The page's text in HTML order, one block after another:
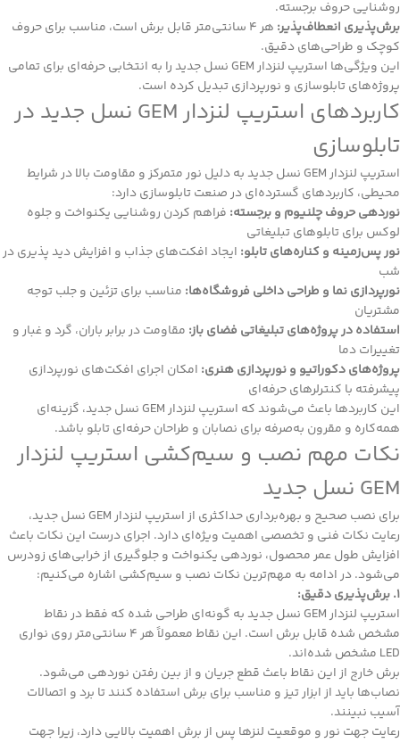
روشنایی حروف برجسته.
برش‌پذیری انعطاف‌پذیر:
هر 4 سانتی‌متر قابل برش است، مناسب برای حروف
کوچک و طراحی‌های دقیق.
این ویژگی‌ها استریپ لنزدار GEM نسل جدید را به انتخابی حرفه‌ای برای تمامی
پروژه‌های تابلوسازی و نورپردازی تبدیل کرده است.
کاربردهای استریپ لنزدار GEM نسل جدید در
تابلوسازی
استریپ لنزدار GEM نسل جدید به دلیل نور متمرکز و مقاومت بالا در شرایط
محیطی، کاربردهای گسترده‌ای در صنعت تابلوسازی دارد:
نوردهی حروف چلنیوم و برجسته: فراهم کردن روشنایی یکنواخت و جلوه
لوکس برای تابلوهای تبلیغاتی
نور پس‌زمینه و کناره‌های تابلو: ایجاد افکت‌های جذاب و افزایش دید پذیری در
شب
نورپردازی نما و طراحی داخلی فروشگاه‌ها: مناسب برای تزئین و جلب توجه
مشتریان
استفاده در پروژه‌های تبلیغاتی فضای باز: مقاومت در برابر باران، گرد و غبار و
تغییرات دما
پروژه‌های دکوراتیو و نورپردازی هنری: امکان اجرای افکت‌های نورپردازی
پیشرفته با کنترلرهای حرفه‌ای
این کاربردها باعث می‌شوند که استریپ لنزدار GEM نسل جدید، گزینه‌ای
همه‌کاره و مقرون به‌صرفه برای نصابان و طراحان حرفه‌ای تابلو باشد.
نکات مهم نصب و سیم‌کشی استریپ لنزدار
GEM نسل جدید
برای نصب صحیح و بهره‌برداری حداکثری از استریپ لنزدار GEM نسل جدید،
رعایت نکات فنی و تخصصی اهمیت ویژه‌ای دارد. اجرای درست این نکات باعث
افزایش طول عمر محصول، نوردهی یکنواخت و جلوگیری از خرابی‌های زودرس
می‌شود. در ادامه به مهم‌ترین نکات نصب و سیم‌کشی اشاره می‌کنیم:
۱. برش‌پذیری دقیق:
استریپ لنزدار GEM نسل جدید به گونه‌ای طراحی شده که فقط در نقاط
مشخص شده قابل برش است. این نقاط معمولاً هر ۴ سانتی‌متر روی نواری
LED مشخص شده‌اند.
برش خارج از این نقاط باعث قطع جریان و از بین رفتن نوردهی می‌شود.
نصاب‌ها باید از ابزار تیز و مناسب برای برش استفاده کنند تا برد و اتصالات
آسیب نبینند.
رعایت جهت نور و موقعیت لنزها پس از برش اهمیت بالایی دارد، زیرا جهت